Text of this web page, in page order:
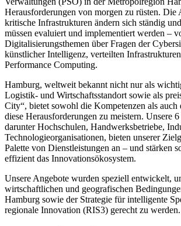
Herausforderungen von morgen zu rüsten. Die
kritische Infrastrukturen ändern sich ständig
müssen evaluiert und implementiert werden –
Digitalisierungsthemen über Fragen der
künstlicher Intelligenz, verteilten
Performance Computing.
Hamburg, weltweit bekannt nicht nur als
Logistik- und Wirtschaftsstandort sowie als
City“, bietet sowohl die Kompetenzen als auch
diese Herausforderungen zu meistern. Unsere
darunter Hochschulen, Handwerksbetriebe,
Technologieorganisationen, bieten unserer
Palette von Dienstleistungen an – und stärken
effizient das Innovationsökosystem.
Unsere Angebote wurden speziell entwickelt,
wirtschaftlichen und geografischen
Hamburg sowie der Strategie für intelligente
regionale Innovation (RIS3) gerecht zu werden.